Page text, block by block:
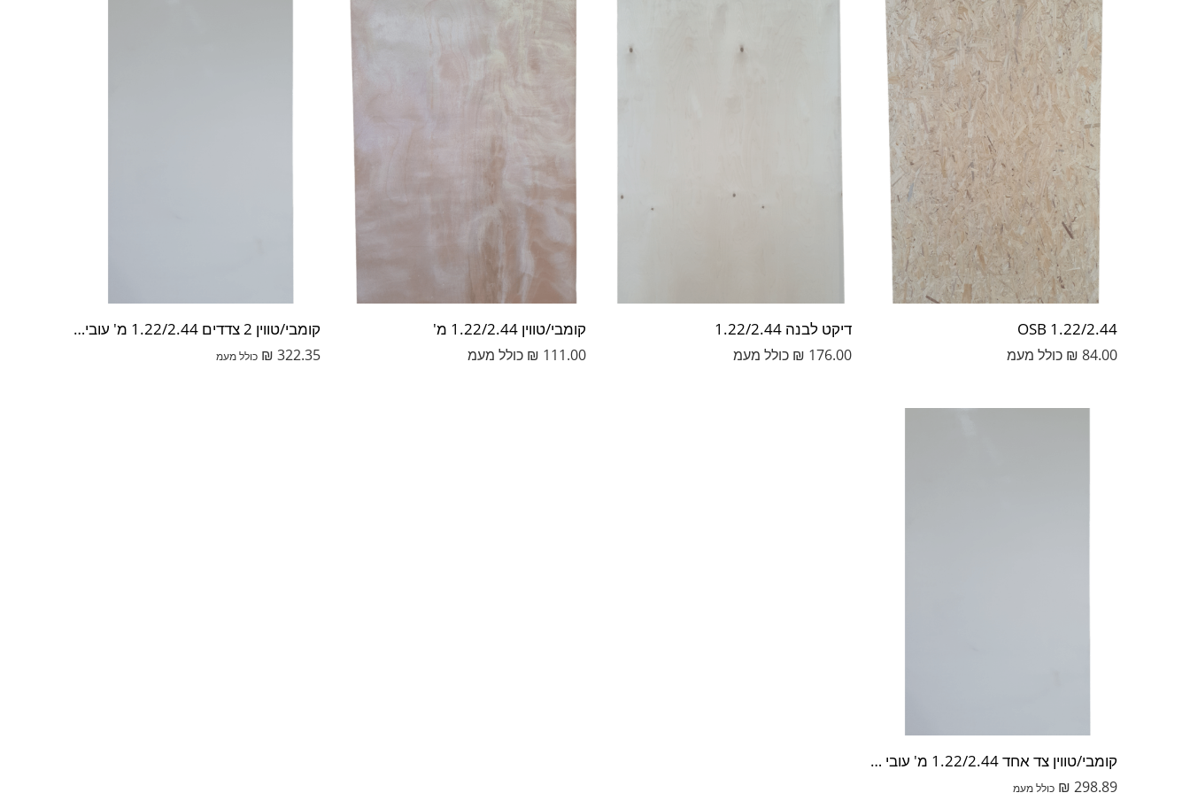
OSB 1.22/2.44
84.00
₪ כולל מעמ
דיקט לבנה 1.22/2.44
176.00
₪ כולל מעמ
קומבי/טווין 1.22/2.44 מ'
111.00
₪ כולל מעמ
קומבי/טווין 2 צדדים 1.22/2.44 מ' עובי 17 מ"מ
322.35
₪ כולל מעמ
קומבי/טווין צד אחד 1.22/2.44 מ' עובי 17 מ"מ
298.89
₪ כולל מעמ